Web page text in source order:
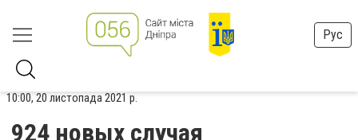
Рус
10:00, 20 листопада 2021 р.
924 новых случая